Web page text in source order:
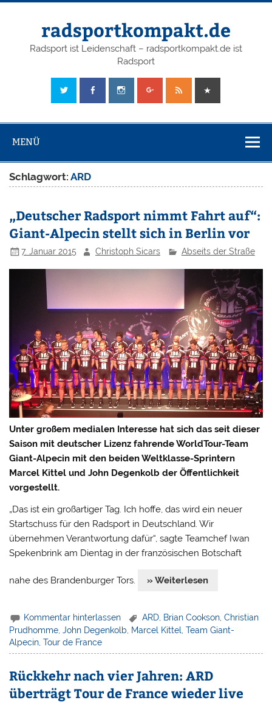
radsportkompakt.de
Radsport ist Leidenschaft – radsportkompakt.de ist
Radsport
MENÜ
Schlagwort:ARD
„Deutscher Radsport nimmt Fahrt auf“:
Giant-Alpecin stellt sich in Berlin vor
7. Januar 2015 Christoph Sicars Abseits der Straße
Unter großem medialen Interesse hat sich das seit dieser
Saison mit deutscher Lizenz fahrende WorldTour-Team
Giant-Alpecin mit den beiden Weltklasse-Sprintern
Marcel Kittel und John Degenkolb der Öffentlichkeit
vorgestellt.
„Das ist ein großartiger Tag. Ich hoffe, das wird ein neuer
Startschuss für den Radsport in Deutschland. Wir
übernehmen Verantwortung dafür“, sagte Teamchef Iwan
Spekenbrink am Dientag in der französischen Botschaft
nahe des Brandenburger Tors. » Weiterlesen
Kommentar hinterlassen ARD Brian Cookson ,Christian
Prudhomme ,John Degenkolb Marcel Kittel ,Team Giant-
Alpecin ,Tour de France
Rückkehr nach vier Jahren: ARD
überträgt Tour de France wieder live